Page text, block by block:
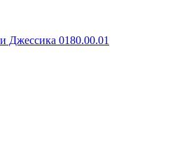
Джессика 0180.00.01